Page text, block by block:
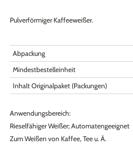
Pulverförmiger Kaffeeweißer.
Abpackung
Mindestbestelleinheit
Inhalt Originalpaket (Packungen)
Anwendungsbereich:
Rieselfähiger Weißer; Automatengeeignet
Zum Weißen von Kaffee, Tee u. Ä.